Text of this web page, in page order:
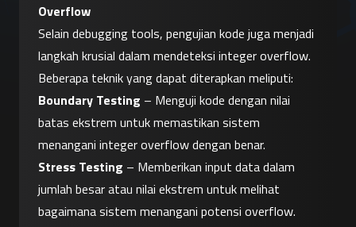
Overflow
Selain debugging tools, pengujian kode juga menjadi
langkah krusial dalam mendeteksi integer overflow.
Beberapa teknik yang dapat diterapkan meliputi:
Boundary Testing – Menguji kode dengan nilai
batas ekstrem untuk memastikan sistem
menangani integer overflow dengan benar.
Stress Testing – Memberikan input data dalam
jumlah besar atau nilai ekstrem untuk melihat
bagaimana sistem menangani potensi overflow.